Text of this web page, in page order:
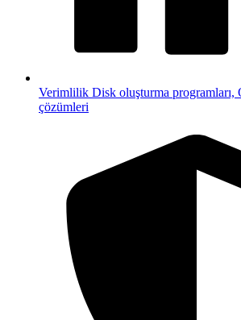
Verimlilik Disk oluşturma
çözümleri